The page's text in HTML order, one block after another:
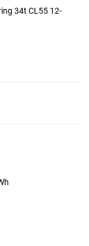
34t CL55 12-